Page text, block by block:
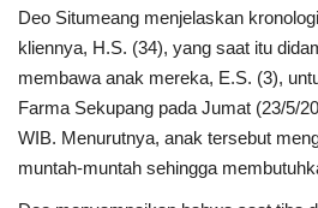
Opini
Deo Situmeang menjelaskan
kliennya, H.S. (34), yang saat itu
membawa anak mereka, E.S. (3),
Farma Sekupang pada Jumat (23/5/
WIB. Menurutnya, anak tersebut
muntah-muntah sehingga